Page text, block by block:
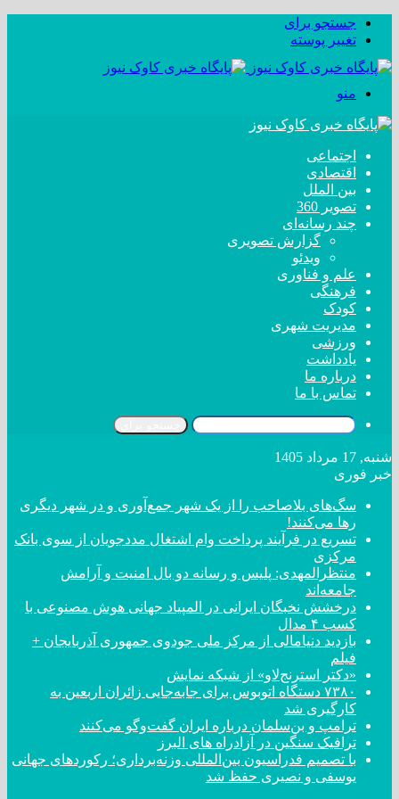
جستجو برای
تغییر پوسته
منو
اجتماعی
اقتصادی
بین الملل
تصویر 360
چند رسانه‌ای
گزارش تصویری
ویدئو
علم و فناوری
فرهنگی
کودک
مدیریت شهری
ورزشی
یادداشت
درباره ما
تماس با ما
شنبه, 17 مرداد 1405
خبر فوری
سگ‌های بلاصاحب را از یک شهر جمع‌آوری و در شهر دیگری
رها می‌کنند!
تسریع در فرآیند پرداخت وام اشتغال مددجویان از سوی بانک
مرکزی
منتظرالمهدی: پلیس و رسانه دو بال امنیت و آرامش
جامعه‌اند
درخشش نخبگان ایرانی در المپیاد جهانی هوش مصنوعی با
کسب ۴ مدال
بازدید دنیامالی از مرکز ملی جودوی جمهوری آذربایجان +
فیلم
«دکتر استرنج‌لاو» از شبکه نمایش
۷۳۸۰ دستگاه اتوبوس برای جابه‌جایی زائران اربعین به
کارگیری شد
ترامپ و بن‌سلمان درباره ایران گفت‌و‌گو می‌کنند
ترافیک سنگین در آزادراه های البرز
با تصمیم فدراسیون بین‌المللی وزنه‌برداری؛ رکورد‌های جهانی
یوسفی و نصیری حفظ شد